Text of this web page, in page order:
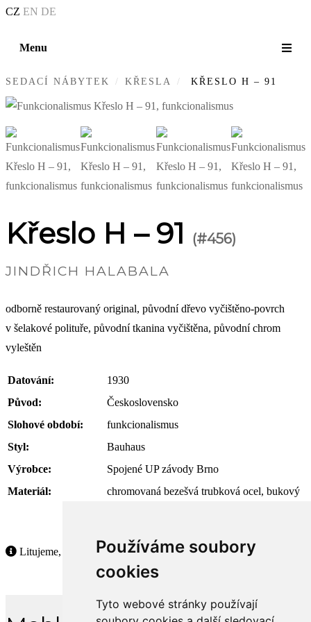
Používáme soubory
cookies
Tyto webové stránky používají
CZ EN DE
Menu
SEDACÍ NÁBYTEK KŘESLA KŘESLO H – 91
Křeslo H – 91
(#456)
JINDŘICH HALABALA
odborně restaurovaný original, původní dřevo vyčištěno-povrch
v šelakové polituře, původní tkanina vyčištěna, původní chrom
vyleštěn
Datování:
1930
Původ:
Československo
Slohové období:
funkcionalismus
Styl:
Bauhaus
Výrobce:
Spojené UP závody Brno
Materiál:
chromovaná bezešvá trubková ocel, bukový
Litujeme, ale tento produkt již není dostupný.